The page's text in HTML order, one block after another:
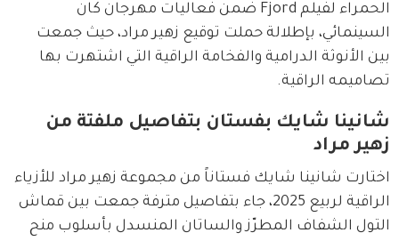
الحمراء لفيلم Fjord ضمن فعاليات مهرجان كان
السينمائي، بإطلالة حملت توقيع زهير مراد، حيث جمعت
بين الأنوثة الدرامية والفخامة الراقية التي اشتهرت بها
تصاميمه الراقية.
شانينا شايك بفستان بتفاصيل ملفتة من
زهير مراد
اختارت شانينا شايك فستاناً من مجموعة زهير مراد للأزياء
الراقية لربيع 2025، جاء بتفاصيل مترفة جمعت بين قماش
التول الشفاف المطرّز والساتان المنسدل بأسلوب منح